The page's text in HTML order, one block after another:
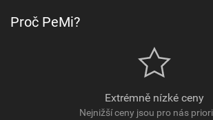
Proč PeMi?
Extrémně nízké ceny
Nejnižší ceny jsou pro nás